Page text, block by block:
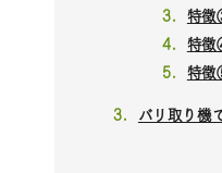
特徴
特徴
特徴
バリ取り機